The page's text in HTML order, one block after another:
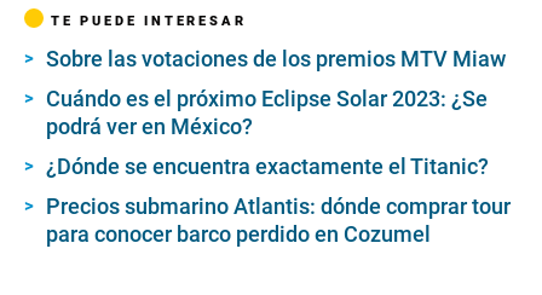
TE PUEDE INTERESAR
Sobre las votaciones de los premios MTV Miaw
Cuándo es el próximo Eclipse Solar 2023: ¿Se
podrá ver en México?
¿Dónde se encuentra exactamente el Titanic?
Precios submarino Atlantis: dónde comprar tour
para conocer barco perdido en Cozumel